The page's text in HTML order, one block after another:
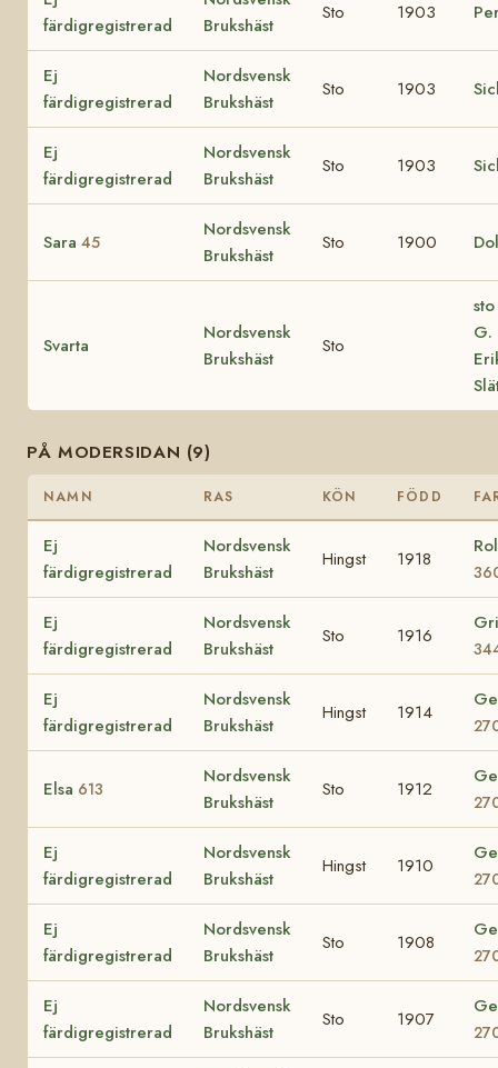
färdigregistrerad
Brukshäst
Sto 1903
Ej
färdigregistrerad
Nordsvensk
Brukshäst
Sto 1903
Ej
färdigregistrerad
Nordsvensk
Brukshäst
Sto 1903
Sara 45
Nordsvensk
Brukshäst
Sto 1900
Svarta
Nordsvensk
Brukshäst
Sto
G.
PÅ MODERSIDAN (9)
NAMN RAS KÖN FÖDD
Ej
färdigregistrerad
Nordsvensk
Brukshäst
Hingst 1918
Ej
färdigregistrerad
Nordsvensk
Brukshäst
Sto 1916
Ej
färdigregistrerad
Nordsvensk
Brukshäst
Hingst 1914
Elsa 613
Nordsvensk
Brukshäst
Sto 1912
Ej
färdigregistrerad
Nordsvensk
Brukshäst
Hingst 1910
Ej
färdigregistrerad
Nordsvensk
Brukshäst
Sto 1908
Ej
färdigregistrerad
Nordsvensk
Brukshäst
Sto 1907